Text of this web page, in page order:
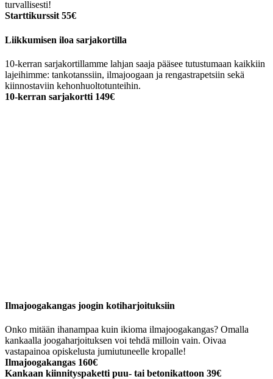
turvallisesti!
Starttikurssit 55€
Liikkumisen iloa sarjakortilla
10-kerran sarjakortillamme lahjan saaja pääsee tutustumaan kaikkiin
lajeihimme: tankotanssiin, ilmajoogaan ja rengastrapetsiin sekä
kiinnostaviin kehonhuoltotunteihin.
10-kerran sarjakortti 149€
Ilmajoogakangas joogin kotiharjoituksiin
Onko mitään ihanampaa kuin ikioma ilmajoogakangas? Omalla
kankaalla joogaharjoituksen voi tehdä milloin vain. Oivaa
vastapainoa opiskelusta jumiutuneelle kropalle!
Ilmajoogakangas 160€
Kankaan kiinnityspaketti puu- tai betonikattoon 39€